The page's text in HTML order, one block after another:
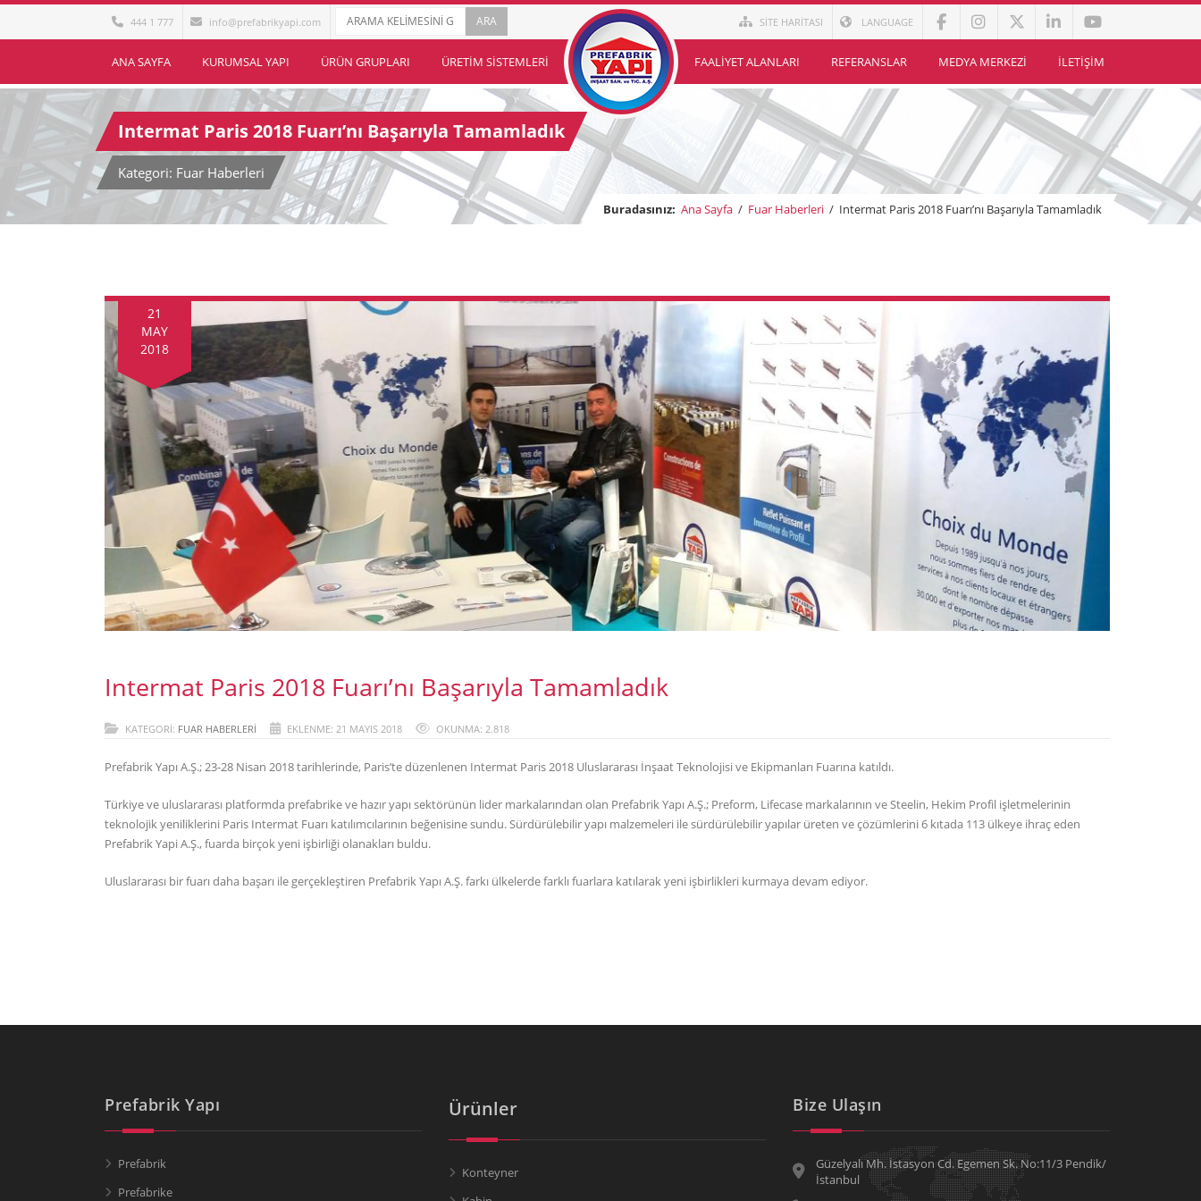
444 1 777 info@prefabrikyapi.com SİTE HARİTASI LANGUAGE
ANA SAYFA KURUMSAL YAPI ÜRÜN GRUPLARI ÜRETIM SISTEMLERI FAALIYET ALANLARI REFERANSLAR MEDYA MERKEZI İLETIŞIM
Intermat Paris 2018 Fuarı’nı Başarıyla Tamamladık
Kategori: Fuar Haberleri
Buradasınız: Ana Sayfa / Fuar Haberleri / Intermat Paris 2018 Fuarı’nı Başarıyla Tamamladık
21
MAY
2018
Intermat Paris 2018 Fuarı’nı Başarıyla Tamamladık
KATEGORI: FUAR HABERLERI EKLENME: 21 MAYIS 2018 OKUNMA: 2.818
Prefabrik Yapı A.Ş.; 23-28 Nisan 2018 tarihlerinde, Paris’te düzenlenen Intermat Paris 2018 Uluslararası İnşaat Teknolojisi ve Ekipmanları Fuarına katıldı.
Türkiye ve uluslararası platformda prefabrike ve hazır yapı sektörünün lider markalarından olan Prefabrik Yapı A.Ş.; Preform, Lifecase markalarının ve Steelin, Hekim Profil işletmelerinin
teknolojik yeniliklerini Paris Intermat Fuarı katılımcılarının beğenisine sundu. Sürdürülebilir yapı malzemeleri ile sürdürülebilir yapılar üreten ve çözümlerini 6 kıtada 113 ülkeye ihraç eden
Prefabrik Yapi A.Ş., fuarda birçok yeni işbirliği olanakları buldu.
Uluslararası bir fuarı daha başarı ile gerçekleştiren Prefabrik Yapı A.Ş. farkı ülkelerde farklı fuarlara katılarak yeni işbirlikleri kurmaya devam ediyor.
Prefabrik Yapı
Prefabrik
Prefabrike
Ürünler
Konteyner
Bize Ulaşın
Güzelyalı Mh. İstasyon Cd. Egemen Sk. No:11/3 Pendik/
İstanbul